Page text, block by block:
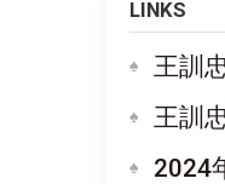
LINKS
王訓
王訓
2024